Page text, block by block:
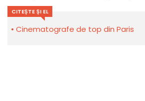
CITEȘTE ȘI EL
Cinematografe de top din Paris